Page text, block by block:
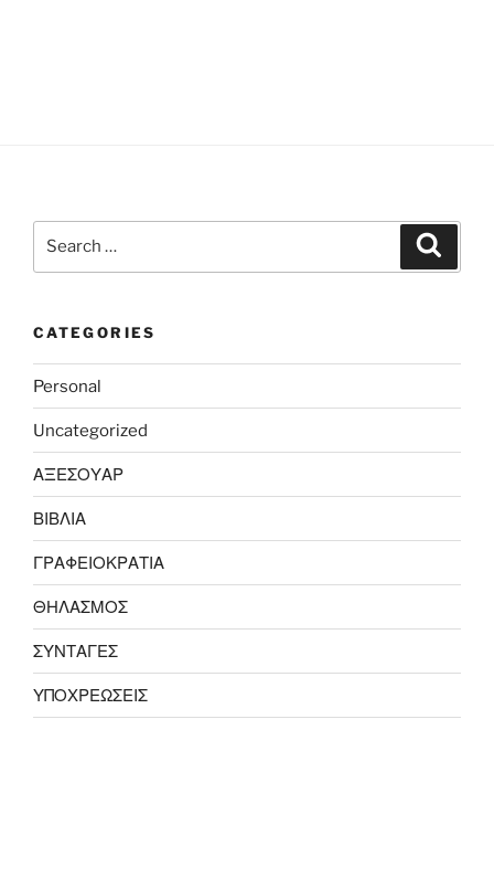
CATEGORIES
Personal
Uncategorized
ΑΞΕΣΟΥΑΡ
ΒΙΒΛΙΑ
ΓΡΑΦΕΙΟΚΡΑΤΙΑ
ΘΗΛΑΣΜΟΣ
ΣΥΝΤΑΓΕΣ
ΥΠΟΧΡΕΩΣΕΙΣ